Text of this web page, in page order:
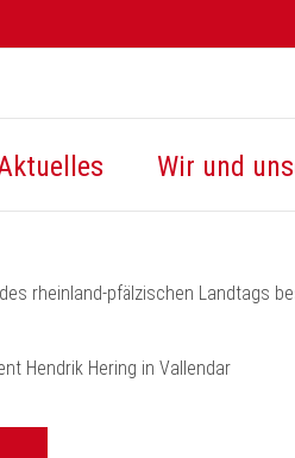
Wir und
rheinland-pfälzischen Landtags